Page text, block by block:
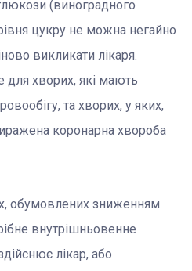
(виноградного
цукру не можна негайно
викликати лікаря.
для хворих, які мають
та хворих, у яких,
коронарна хвороба
обумовлених зниженням
внутрішньовенне
лікар, або